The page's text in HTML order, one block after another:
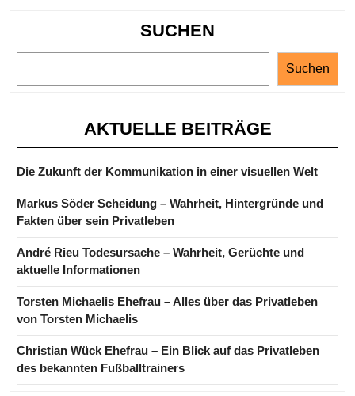
SUCHEN
Suchen
AKTUELLE BEITRÄGE
Die Zukunft der Kommunikation in einer visuellen Welt
Markus Söder Scheidung – Wahrheit, Hintergründe und
Fakten über sein Privatleben
André Rieu Todesursache – Wahrheit, Gerüchte und
aktuelle Informationen
Torsten Michaelis Ehefrau – Alles über das Privatleben
von Torsten Michaelis
Christian Wück Ehefrau – Ein Blick auf das Privatleben
des bekannten Fußballtrainers